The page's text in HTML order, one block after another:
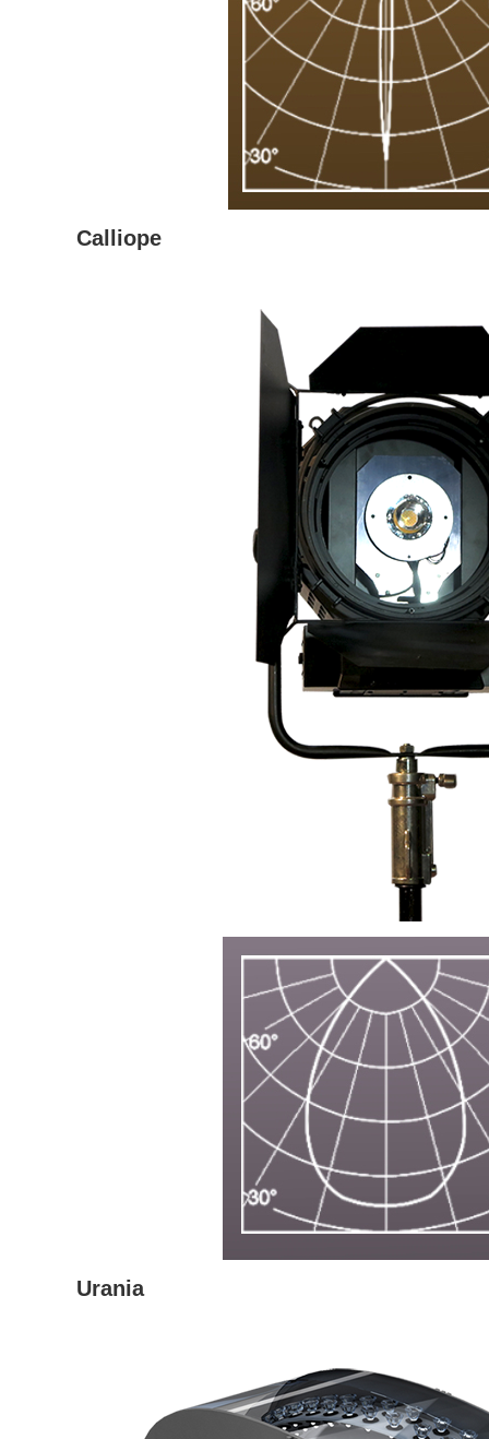
Calliope
Urania